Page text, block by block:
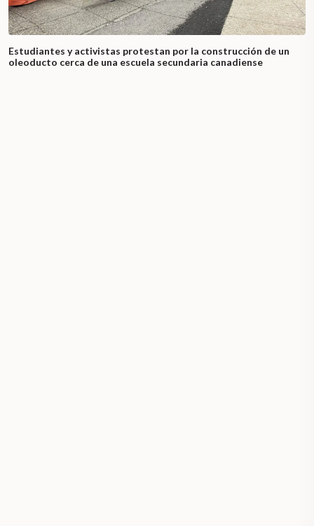
Estudiantes y activistas protestan por la construcción de un
oleoducto cerca de una escuela secundaria canadiense